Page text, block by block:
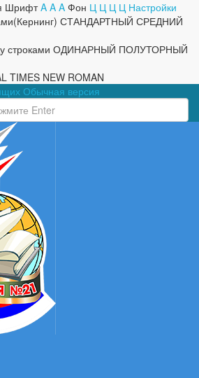
Шрифт A A A Фон Ц Ц Ц Ц Настройки
СТАНДАРТНЫЙ СРЕДНИЙ
строками ОДИНАРНЫЙ ПОЛУТОРНЫЙ
TIMES NEW ROMAN
Обычная версия